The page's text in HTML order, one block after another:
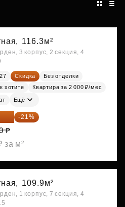
116.3м²
3 корпус, 2 секция, 4
Скидка
Без отделки
хотите
Квартира за 2 000 ₽/мес
Ещё
₽ -21%
₽
за м²
109.9м²
1 корпус, 7 секция, 4